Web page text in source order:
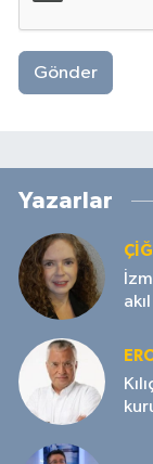
Gönder
Yazarlar